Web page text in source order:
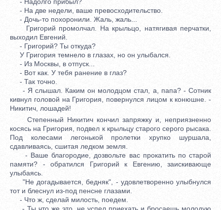
- На две недели, ваше превосходительство.
- Дочь-то похоронили. Жаль, жаль...
Григорий промолчал. На крыльцо, натягивая перчатки,
выходил Евгений.
- Григорий? Ты откуда?
У Григория темнело в глазах, но он улыбался.
- Из Москвы, в отпуск...
- Вот как. У тебя ранение в глаз?
- Так точно.
- Я слышал. Каким он молодцом стал, а, папа? - Сотник
кивнул головой на Григория, повернулся лицом к конюшне. -
Никитич, лошадей!
Степенный Никитич кончил запряжку и, неприязненно
косясь на Григория, подвел к крыльцу старого серого рысака.
Под колесами легонькой пролетки хрупко шуршала,
сдавливаясь, сшитая ледком земля.
- Ваше благородие, дозвольте вас прокатить по старой
памяти? - обратился Григорий к Евгению, заискивающе
улыбаясь.
"Не догадывается, бедняк", - удовлетворенно улыбнулся
тот и блеснул из-под пенсне глазами.
- Что ж, сделай милость, поедем.
- Ты что же это, не успел приехать и бросаешь молодую